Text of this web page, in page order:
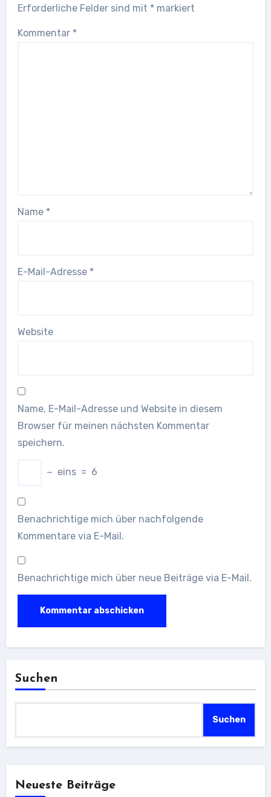
Erforderliche Felder sind mit * markiert
Kommentar *
Name *
E-Mail-Adresse *
Website
Name, E-Mail-Adresse und Website in diesem
Browser für meinen nächsten Kommentar
speichern.
− eins = 6
Benachrichtige mich über nachfolgende
Kommentare via E-Mail.
Benachrichtige mich über neue Beiträge via E-Mail.
Suchen
Suchen
Neueste Beiträge